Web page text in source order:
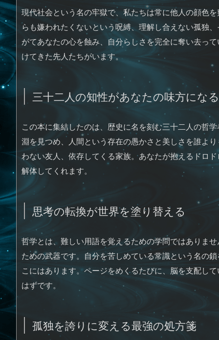
現代社会という名の牢獄で、私たちは常に他人の顔色
らも嫌われたくないという呪縛、理解し合えない孤独
がてあなたの心を蝕み、自分らしさを完全に奪い去っ
けてきた先人たちがいます。
三十二人の知性があなたの味方になる
この本に集結したのは、歴史に名を刻む三十二人の哲
淵を見つめ、人間という存在の愚かさと美しさを誰よ
わない友人、依存してくる家族。あなたが抱えるドロ
解体してくれます。
思考の転換が世界を塗り替える
哲学とは、難しい用語を覚えるための学問ではありま
ための武器です。自分を苦しめている常識という名の
こにはあります。ページをめくるたびに、脳を支配し
はずです。
孤独を誇りに変える最強の処方箋